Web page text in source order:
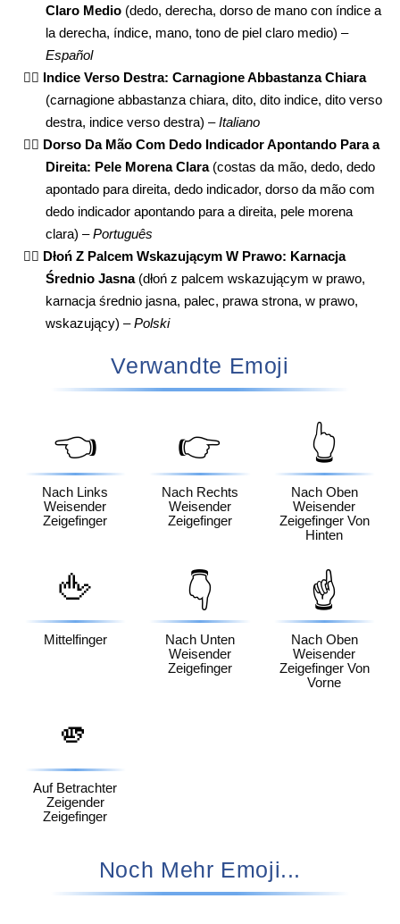
Claro Medio (dedo, derecha, dorso de mano con índice a
la derecha, índice, mano, tono de piel claro medio) –
Español
👉🏼
Indice Verso Destra: Carnagione Abbastanza Chiara
(carnagione abbastanza chiara, dito, dito indice, dito verso
destra, indice verso destra) –Italiano
👉🏼 Dorso Da Mão Com Dedo Indicador Apontando Para a
Direita: Pele Morena Clara(costas da mão, dedo, dedo
apontado para direita, dedo indicador, dorso da mão com
dedo indicador apontando para a direita, pele morena
clara) –Português
👉🏼 Dłoń Z Palcem Wskazującym W Prawo: Karnacja
Średnio Jasna(dłoń z palcem wskazującym w prawo,
karnacja średnio jasna, palec, prawa strona, w prawo,
wskazujący) –Polski
Verwandte Emoji
👈
Nach Links
Weisender
Zeigefinger
👉
Nach Rechts
Weisender
Zeigefinger
👆
Nach Oben
Weisender
Zeigefinger Von
Hinten
🖕
Mittelfinger
👇
Nach Unten
Weisender
Zeigefinger
☝️
Nach Oben
Weisender
Zeigefinger Von
Vorne
🫵
Auf Betrachter
Zeigender
Zeigefinger
Noch Mehr Emoji...